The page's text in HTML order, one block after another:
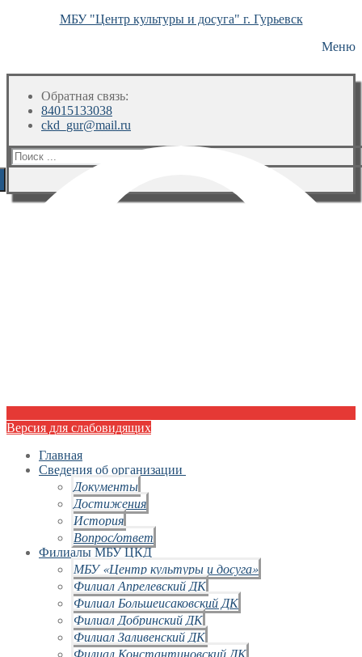
МБУ "Центр культуры и досуга" г. Гурьевск
Меню
Обратная связь:
84015133038
ckd_gur@mail.ru
Искать:
Версия для слабовидящих
Главная
Сведения об организации
Документы
Достижения
История
Вопрос/ответ
Филиалы МБУ ЦКД
МБУ «Центр культуры и досуга»
Филиал Апрелевский ДК
Филиал Большеисаковский ДК
Филиал Добринский ДК
Филиал Заливенский ДК